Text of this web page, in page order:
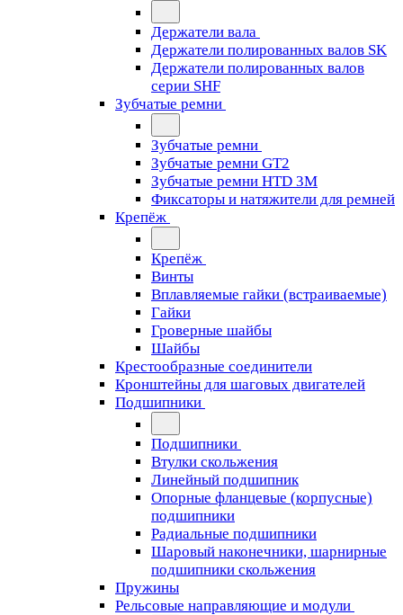
Держатели вала
Держатели полированных валов SK
Держатели полированных валов
серии SHF
Зубчатые ремни
Зубчатые ремни
Зубчатые ремни GT2
Зубчатые ремни HTD 3M
Фиксаторы и натяжители для ремней
Крепёж
Крепёж
Винты
Вплавляемые гайки (встраиваемые)
Гайки
Гроверные шайбы
Шайбы
Крестообразные соединители
Кронштейны для шаговых двигателей
Подшипники
Подшипники
Втулки скольжения
Линейный подшипник
Опорные фланцевые (корпусные)
подшипники
Радиальные подшипники
Шаровый наконечники, шарнирные
подшипники скольжения
Пружины
Рельсовые направляющие и модули